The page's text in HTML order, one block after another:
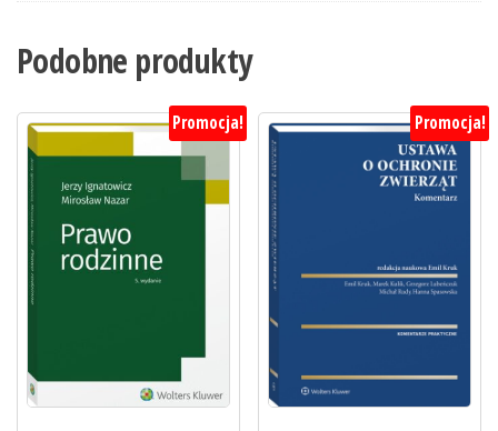
Podobne produkty
Promocja! Promocja!